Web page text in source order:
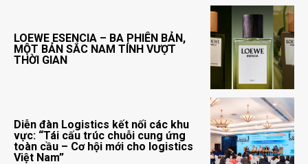
LOEWE ESENCIA – BA PHIÊN BẢN,
MỘT BẢN SẮC NAM TÍNH VƯỢT
THỜI GIAN
Diễn đàn Logistics kết nối các khu
vực: “Tái cấu trúc chuỗi cung ứng
toàn cầu – Cơ hội mới cho logistics
Việt Nam”